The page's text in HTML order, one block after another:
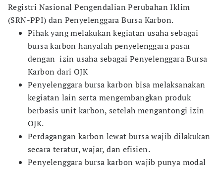
Registri Nasional Pengendalian Perubahan Iklim
(SRN-PPI) dan Penyelenggara Bursa Karbon.
Pihak yang melakukan kegiatan usaha sebagai
bursa karbon hanyalah penyelenggara pasar
dengan izin usaha sebagai Penyelenggara Bursa
Karbon dari OJK
Penyelenggara bursa karbon bisa melaksanakan
kegiatan lain serta mengembangkan produk
berbasis unit karbon, setelah mengantongi izin
OJK.
Perdagangan karbon lewat bursa wajib dilakukan
secara teratur, wajar, dan efisien.
Penyelenggara bursa karbon wajib punya modal